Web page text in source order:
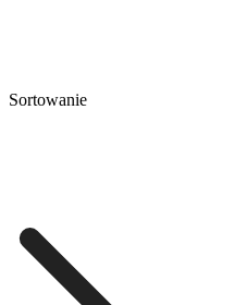
Sortowanie